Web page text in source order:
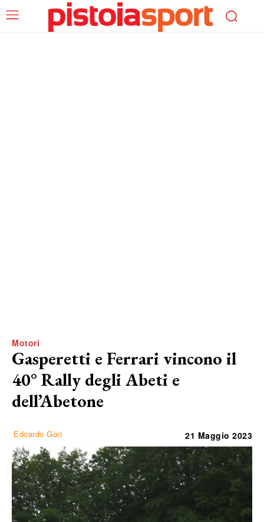
Motori
Gasperetti e Ferrari vincono il
40° Rally degli Abeti e
dell’Abetone
Edoardo Gori 21 Maggio 2023